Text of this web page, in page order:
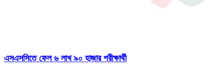
এসএসসিতে ফেল ৬ লাখ ৯০ হাজার পরীক্ষার্থী